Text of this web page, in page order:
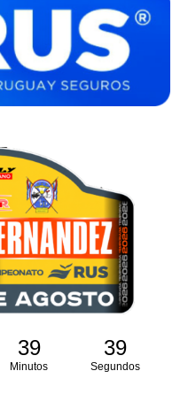
39
Minutos
39
Segundos